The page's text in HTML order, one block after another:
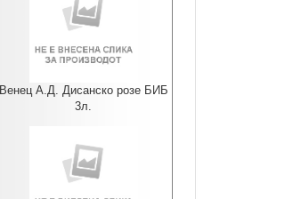
Венец А.Д. Дисанско розе БИБ
3л.